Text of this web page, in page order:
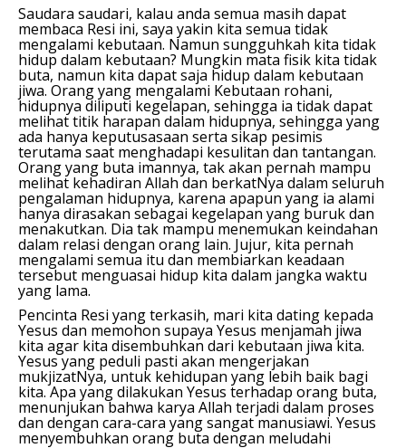
Saudara saudari, kalau anda semua masih dapat
membaca Resi ini, saya yakin kita semua tidak
mengalami kebutaan. Namun sungguhkah kita tidak
hidup dalam kebutaan? Mungkin mata fisik kita tidak
buta, namun kita dapat saja hidup dalam kebutaan
jiwa. Orang yang mengalami Kebutaan rohani,
hidupnya diliputi kegelapan, sehingga ia tidak dapat
melihat titik harapan dalam hidupnya, sehingga yang
ada hanya keputusasaan serta sikap pesimis
terutama saat menghadapi kesulitan dan tantangan.
Orang yang buta imannya, tak akan pernah mampu
melihat kehadiran Allah dan berkatNya dalam seluruh
pengalaman hidupnya, karena apapun yang ia alami
hanya dirasakan sebagai kegelapan yang buruk dan
menakutkan. Dia tak mampu menemukan keindahan
dalam relasi dengan orang lain. Jujur, kita pernah
mengalami semua itu dan membiarkan keadaan
tersebut menguasai hidup kita dalam jangka waktu
yang lama.
Pencinta Resi yang terkasih, mari kita dating kepada
Yesus dan memohon supaya Yesus menjamah jiwa
kita agar kita disembuhkan dari kebutaan jiwa kita.
Yesus yang peduli pasti akan mengerjakan
mukjizatNya, untuk kehidupan yang lebih baik bagi
kita. Apa yang dilakukan Yesus terhadap orang buta,
menunjukan bahwa karya Allah terjadi dalam proses
dan dengan cara-cara yang sangat manusiawi. Yesus
menyembuhkan orang buta dengan meludahi